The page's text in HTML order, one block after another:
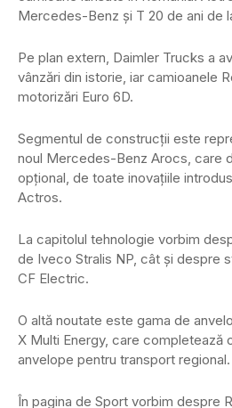
Mercedes-Benz și T 20 de ani de
Pe plan extern, Daimler Trucks a
vânzări din istorie, iar camioanele
motorizări Euro 6D.
Segmentul de construcții este
noul Mercedes-Benz Arocs, care
opțional, de toate inovațiile
Actros.
La capitolul tehnologie vorbim
de Iveco Stralis NP, cât și despre
CF Electric.
O altă noutate este gama de
X Multi Energy, care completează
anvelope pentru transport regional.
În pagina de Sport vorbim despre